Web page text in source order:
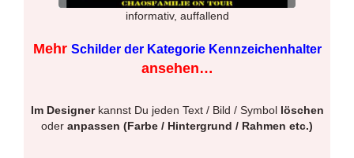
informativ, auffallend
Mehr Schilder der Kategorie Kennzeichenhalter
ansehen…
Im Designerkannst Du jeden Text / Bild / Symbol löschen
oder anpassen (Farbe / Hintergrund / Rahmen etc.)